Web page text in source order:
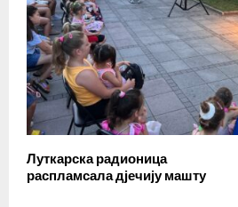
Луткарска радионица
распламсала дјечију машту